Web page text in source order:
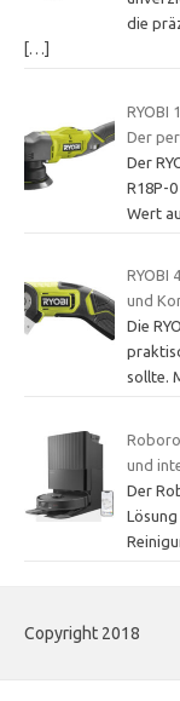
die
[…]
RYOBI
Der
Der
R18P-
Wert
RYOBI
und
Die
sollte.
und
Der
Copyright 2018